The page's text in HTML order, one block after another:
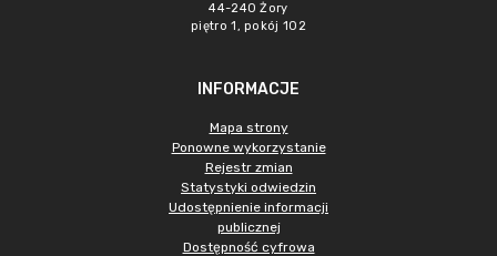
44-240 Żory
piętro 1, pokój 102
INFORMACJE
Mapa strony
Ponowne wykorzystanie
Rejestr zmian
Statystyki odwiedzin
Udostępnienie informacji
publicznej
Dostępność cyfrowa